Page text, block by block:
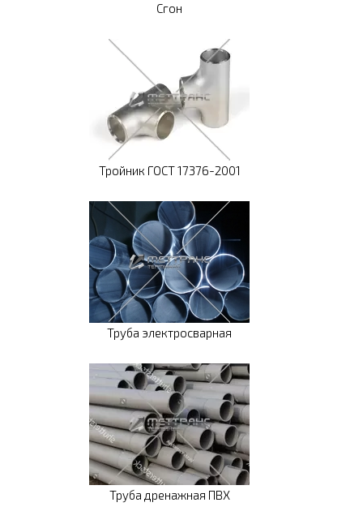
Сгон
Тройник ГОСТ 17376-2001
Труба электросварная
Труба дренажная ПВХ